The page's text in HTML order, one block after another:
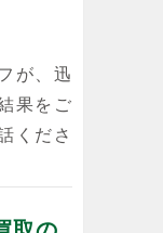
が、迅
果をご
くださ